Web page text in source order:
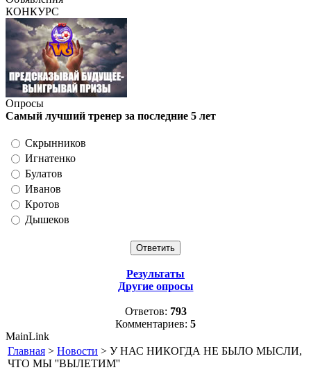
КОНКУРС
Опросы
Самый лучший тренер за последние 5 лет
Скрынников
Игнатенко
Булатов
Иванов
Кротов
Дышеков
Результаты
Другие опросы
Ответов: 793
Комментариев: 5
MainLink
Главная > Новости > У НАС НИКОГДА НЕ БЫЛО МЫСЛИ,
ЧТО МЫ ''ВЫЛЕТИМ''